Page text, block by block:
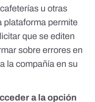
u otras
plataforma permite
que se editen
sobre errores en
la compañía en su
a la opción